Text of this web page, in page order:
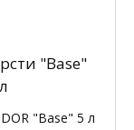
"Base"
"Base" 5 л